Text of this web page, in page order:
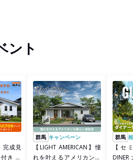
ント
完成見
き 白
群馬 キャンペーン
【LIGHT AMERICAN】憧
れを叶えるアメリカンな
群馬
【セ
DINER